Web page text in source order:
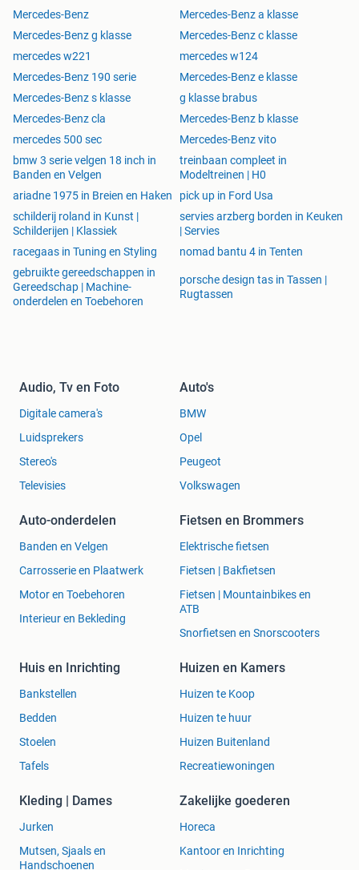
Mercedes-Benz
Mercedes-Benz a klasse
Mercedes-Benz g klasse
Mercedes-Benz c klasse
mercedes w221
mercedes w124
Mercedes-Benz 190 serie
Mercedes-Benz e klasse
Mercedes-Benz s klasse
g klasse brabus
Mercedes-Benz cla
Mercedes-Benz b klasse
mercedes 500 sec
Mercedes-Benz vito
bmw 3 serie velgen 18 inch in
Banden en Velgen
treinbaan compleet in
Modeltreinen | H0
ariadne 1975 in Breien en Haken
pick up in Ford Usa
schilderij roland in Kunst |
Schilderijen | Klassiek
servies arzberg borden in Keuken
| Servies
racegaas in Tuning en Styling
nomad bantu 4 in Tenten
gebruikte gereedschappen in
Gereedschap | Machine-
onderdelen en Toebehoren
porsche design tas in Tassen |
Rugtassen
Audio, Tv en Foto
Digitale camera's
Luidsprekers
Stereo's
Televisies
Auto's
BMW
Opel
Peugeot
Volkswagen
Auto-onderdelen
Banden en Velgen
Carrosserie en Plaatwerk
Motor en Toebehoren
Interieur en Bekleding
Fietsen en Brommers
Elektrische fietsen
Fietsen | Bakfietsen
Fietsen | Mountainbikes en
ATB
Snorfietsen en Snorscooters
Huis en Inrichting
Bankstellen
Bedden
Stoelen
Tafels
Huizen en Kamers
Huizen te Koop
Huizen te huur
Huizen Buitenland
Recreatiewoningen
Kleding | Dames
Jurken
Mutsen, Sjaals en
Handschoenen
Zakelijke goederen
Horeca
Kantoor en Inrichting